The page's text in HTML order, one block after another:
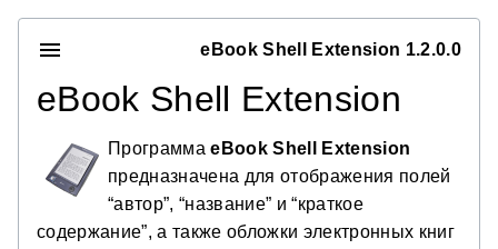
eBook Shell Extension 1.2.0.0
eBook Shell Extension
ПрограммаeBook Shell Extension
предназначена для отображения полей
“автор”, “название” и “краткое
содержание”, а также обложки электронных книг